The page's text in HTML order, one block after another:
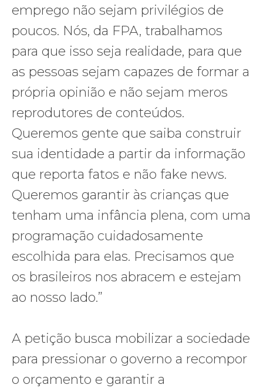
emprego não sejam privilégios de
poucos. Nós, da FPA, trabalhamos
para que isso seja realidade, para que
as pessoas sejam capazes de formar a
própria opinião e não sejam meros
reprodutores de conteúdos.
Queremos gente que saiba construir
sua identidade a partir da informação
que reporta fatos e não fake news.
Queremos garantir às crianças que
tenham uma infância plena, com uma
programação cuidadosamente
escolhida para elas. Precisamos que
os brasileiros nos abracem e estejam
ao nosso lado.”
A petição busca mobilizar a sociedade
para pressionar o governo a recompor
o orçamento e garantir a